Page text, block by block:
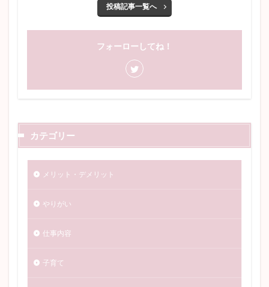
投稿記事一覧へ
フォーローしてね！
カテゴリー
メリット・デメリット
やりがい
仕事内容
子育て